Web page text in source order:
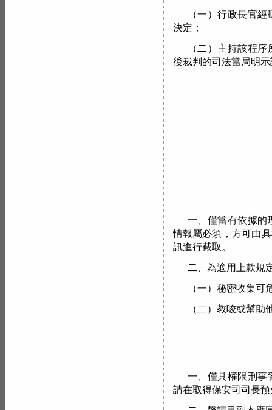
（一）行政長官
決定；
（二）主持該程
後裁判的司法當局明
一、僅當有依據的
情報屬必須，方可由
訊進行截取。
二、為適用上款規
（一）秘密收集可
（二）教唆或幫助
一、僅具權限刑事
請在取得保安司司長